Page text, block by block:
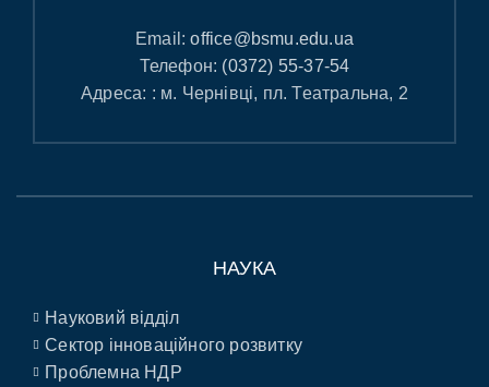
Email:office@bsmu.edu.ua
Телефон: (0372) 55-37-54
Адреса: : м. Чернівці, пл. Театральна, 2
НАУКА
Науковий відділ
Сектор інноваційного розвитку
Проблемна НДР